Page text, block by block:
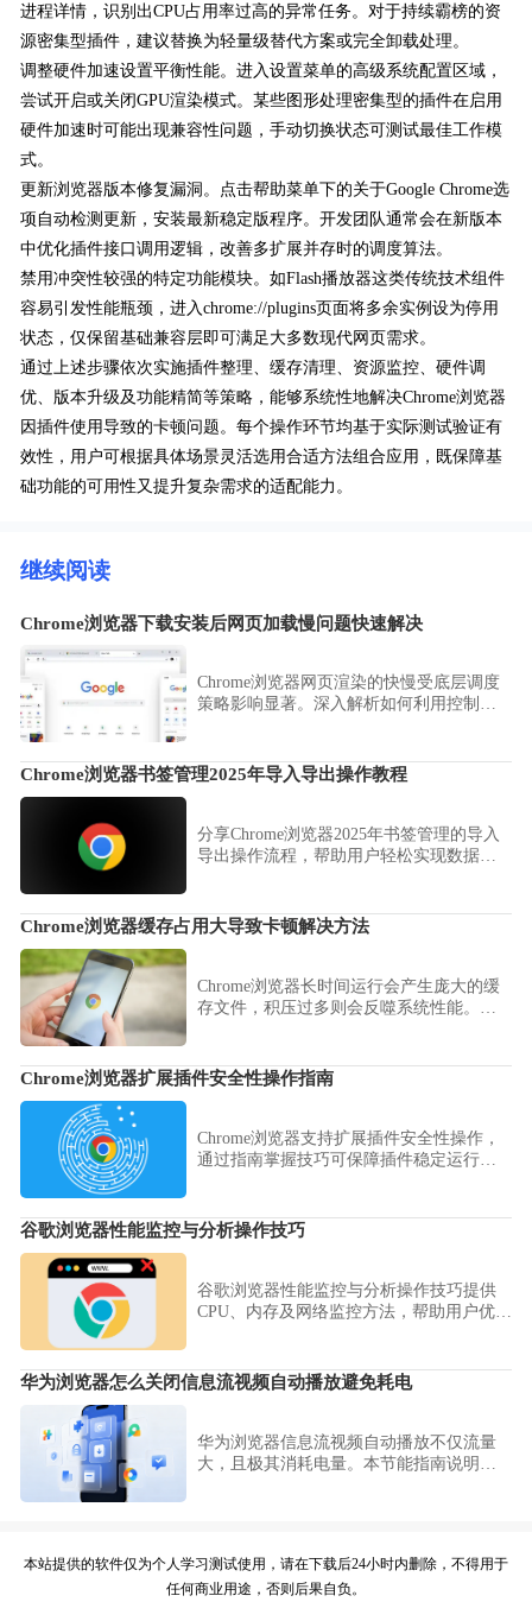
进程详情，识别出CPU占用率过高的异常任务。对于持续霸榜的资
源密集型插件，建议替换为轻量级替代方案或完全卸载处理。
调整硬件加速设置平衡性能。进入设置菜单的高级系统配置区域，
尝试开启或关闭GPU渲染模式。某些图形处理密集型的插件在启用
硬件加速时可能出现兼容性问题，手动切换状态可测试最佳工作模
式。
更新浏览器版本修复漏洞。点击帮助菜单下的关于Google Chrome选
项自动检测更新，安装最新稳定版程序。开发团队通常会在新版本
中优化插件接口调用逻辑，改善多扩展并存时的调度算法。
禁用冲突性较强的特定功能模块。如Flash播放器这类传统技术组件
容易引发性能瓶颈，进入chrome://plugins页面将多余实例设为停用
状态，仅保留基础兼容层即可满足大多数现代网页需求。
通过上述步骤依次实施插件整理、缓存清理、资源监控、硬件调
优、版本升级及功能精简等策略，能够系统性地解决Chrome浏览器
因插件使用导致的卡顿问题。每个操作环节均基于实际测试验证有
效性，用户可根据具体场景灵活选用合适方法组合应用，既保障基
础功能的可用性又提升复杂需求的适配能力。
继续阅读
Chrome浏览器下载安装后网页加载慢问题快速解决
Chrome浏览器网页渲染的快慢受底层调度
策略影响显著。深入解析如何利用控制台
消除复杂页面的滚动延迟与白屏现象，为
您总结一套行之有效的加速实战方案，实
Chrome浏览器书签管理2025年导入导出操作教程
分享Chrome浏览器2025年书签管理的导入
导出操作流程，帮助用户轻松实现数据迁
Chrome浏览器缓存占用大导致卡顿解决方法
Chrome浏览器长时间运行会产生庞大的缓
存文件，积压过多则会反噬系统性能。分
节省本地存储空间的同时，保留极速的网
Chrome浏览器扩展插件安全性操作指南
Chrome浏览器支持扩展插件安全性操作，
通过指南掌握技巧可保障插件稳定运行，
谷歌浏览器性能监控与分析操作技巧
谷歌浏览器性能监控与分析操作技巧提供
CPU、内存及网络监控方法，帮助用户优化
华为浏览器怎么关闭信息流视频自动播放避免耗电
华为浏览器信息流视频自动播放不仅流量
大，且极其消耗电量。本节能指南说明了
本站提供的软件仅为个人学习测试使用，请在下载后24小时内删除，不得用于
任何商业用途，否则后果自负。